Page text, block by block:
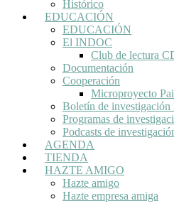
Histórico
EDUCACIÓN
EDUCACIÓN
El INDOC
Club de lectura
Documentación
Cooperación
Microproyecto
Boletín de
Programas de
Podcasts de
AGENDA
TIENDA
HAZTE AMIGO
Hazte amigo
Hazte empresa amiga